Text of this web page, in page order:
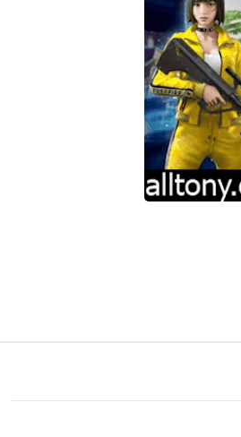
14 يناير 2021
fovtech
14 يناير 2021